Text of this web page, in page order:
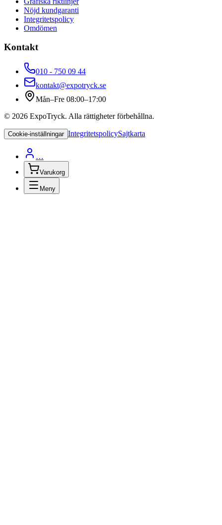
Nöjd kundgaranti
Integritetspolicy
Omdömen
Kontakt
010 - 750 09 44
kontakt@expotryck.se
Mån–Fre 08:00–17:00
© 2026 ExpoTryck. Alla rättigheter förbehållna.
Cookie-inställningar IntegritetspolicySajtkarta
…
Varukorg
Meny